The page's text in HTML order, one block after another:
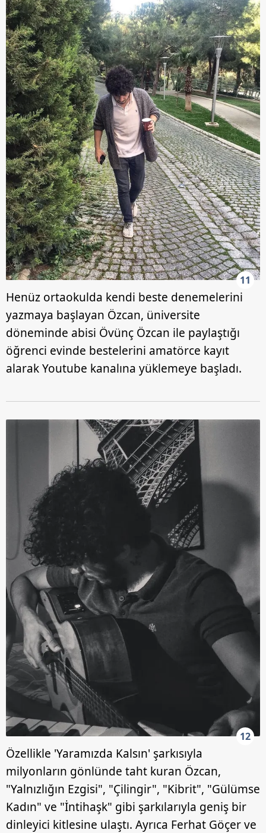
verileriniz işlenmekte olup gerekli olan çerezler bilgi
toplumu hizmetlerinin sunulması amacıyla
kullanılmaktadır. Diğer çerezler, sitemizin daha işlevsel
kılınması ve kişiselleştirilmesi ve sizlere yönelik
reklam/pazarlama faaliyetlerinin yapılması, amaçlarıyla
sınırlı olarak açık rızanız dahilinde kullanılacaktır.
Çerezlere ilişkin tercihlerinizi aşağıda yer alan panel
vasıtasıyla belirleyebilirsiniz. Çerezlere ilişkin detaylı bilgi
için Ayarlar butonuna tıklayabilir,Çerez Bilgilendirme
Metnimiziziyaret edebilirsiniz.
6698 sayılı Kişisel Verilerin Korunması Kanunu uyarınca
hazırlanmış Aydınlatma Metnimizi okumak ve sitemizde
ilgili mevzuata uygun olarak kullanılan çerezlerle ilgili bilgi
almak için lütfentıklayınız.
11
Henüz ortaokulda kendi beste denemelerini
yazmaya başlayan Özcan, üniversite
döneminde abisi Övünç Özcan ile paylaştığı
öğrenci evinde bestelerini amatörce kayıt
alarak Youtube kanalına yüklemeye başladı.
12
Özellikle 'Yaramızda Kalsın' şarkısıyla
milyonların gönlünde taht kuran Özcan,
"Yalnızlığın Ezgisi", "Çilingir", "Kibrit", "Gülümse
Kadın" ve "İntihaşk" gibi şarkılarıyla geniş bir
dinleyici kitlesine ulaştı. Ayrıca Ferhat Göçer ve